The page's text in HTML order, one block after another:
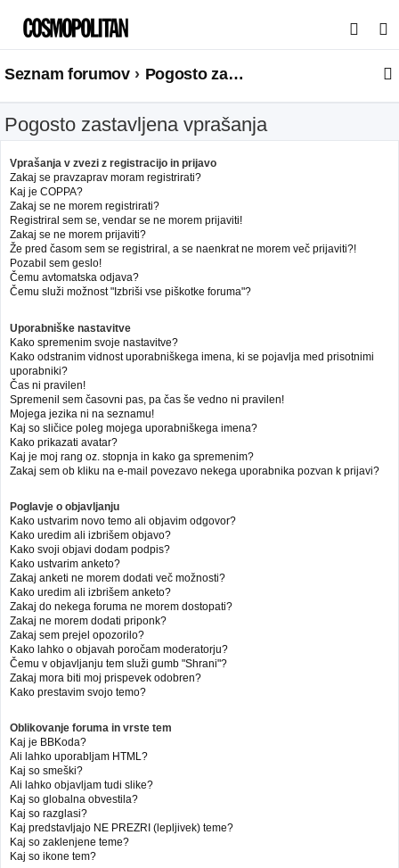
s
a
Seznam forumov Pogosto zastavljena vprašanja
Pogosto zastavljena vprašanja
Vprašanja v zvezi z registracijo in prijavo
Zakaj se pravzaprav moram registrirati?
Kaj je COPPA?
Zakaj se ne morem registrirati?
Registriral sem se, vendar se ne morem prijaviti!
Zakaj se ne morem prijaviti?
Že pred časom sem se registriral, a se naenkrat ne morem več prijaviti?!
Pozabil sem geslo!
Čemu avtomatska odjava?
Čemu služi možnost "Izbriši vse piškotke foruma"?
Uporabniške nastavitve
Kako spremenim svoje nastavitve?
Kako odstranim vidnost uporabniškega imena, ki se pojavlja med prisotnimi
uporabniki?
Čas ni pravilen!
Spremenil sem časovni pas, pa čas še vedno ni pravilen!
Mojega jezika ni na seznamu!
Kaj so sličice poleg mojega uporabniškega imena?
Kako prikazati avatar?
Kaj je moj rang oz. stopnja in kako ga spremenim?
Zakaj sem ob kliku na e-mail povezavo nekega uporabnika pozvan k prijavi?
Poglavje o objavljanju
Kako ustvarim novo temo ali objavim odgovor?
Kako uredim ali izbrišem objavo?
Kako svoji objavi dodam podpis?
Kako ustvarim anketo?
Zakaj anketi ne morem dodati več možnosti?
Kako uredim ali izbrišem anketo?
Zakaj do nekega foruma ne morem dostopati?
Zakaj ne morem dodati priponk?
Zakaj sem prejel opozorilo?
Kako lahko o objavah poročam moderatorju?
Čemu v objavljanju tem služi gumb "Shrani"?
Zakaj mora biti moj prispevek odobren?
Kako prestavim svojo temo?
Oblikovanje foruma in vrste tem
Kaj je BBKoda?
Ali lahko uporabljam HTML?
Kaj so smeški?
Ali lahko objavljam tudi slike?
Kaj so globalna obvestila?
Kaj so razglasi?
Kaj predstavljajo NE PREZRI (lepljivek) teme?
Kaj so zaklenjene teme?
Kaj so ikone tem?